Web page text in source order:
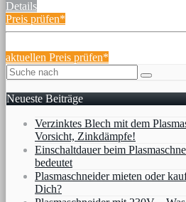
Details
Preis prüfen*
aktuellen Preis prüfen*
Neueste Beiträge
Verzinktes Blech mit dem
Vorsicht, Zinkdämpfe!
Einschaltdauer beim
bedeutet
Plasmaschneider mieten oder
Dich?